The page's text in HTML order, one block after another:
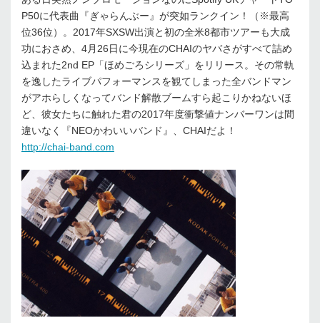
P50に代表曲『ぎゃらんぶー』が突如ランクイン！（※最高
位36位）。2017年SXSW出演と初の全米8都市ツアーも大成
功におさめ、4月26日に今現在のCHAIのヤバさがすべて詰め
込まれた2nd EP「ほめごろシリーズ」をリリース。その常軌
を逸したライブパフォーマンスを観てしまった全バンドマン
がアホらしくなってバンド解散ブームすら起こりかねないほ
ど、彼女たちに触れた君の2017年度衝撃値ナンバーワンは間
違いなく『NEOかわいいバンド』、CHAIだよ！
http://chai-band.com